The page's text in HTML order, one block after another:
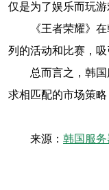
仅是为了娱乐而玩
《王者荣耀》
列的活动和比赛，
总而言之，韩
求相匹配的市场策
来源： 韩国服